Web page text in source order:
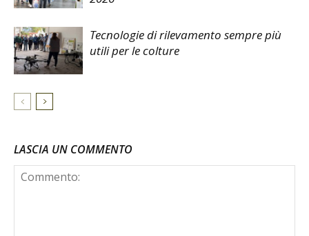
Tecnologie di rilevamento sempre più
utili per le colture
LASCIA UN COMMENTO